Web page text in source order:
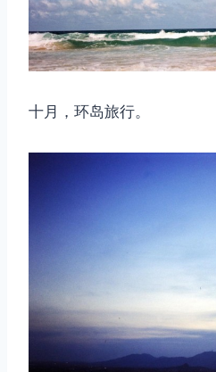
十月，环岛旅行。